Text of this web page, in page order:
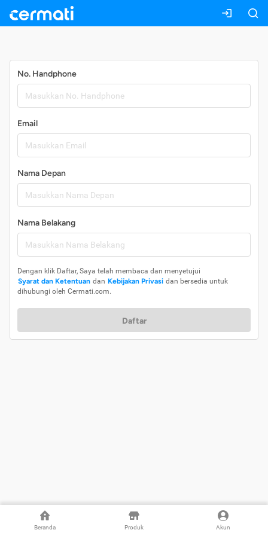
Beranda Produk Akun
No. Handphone
Email
Nama Depan
Nama Belakang
Dengan klik Daftar, Saya telah membaca dan menyetujui
Syarat dan Ketentuan dan Kebijakan Privasi dan bersedia untuk
dihubungi oleh Cermati.com.
Daftar